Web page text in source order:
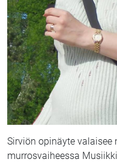
Sirviön opinäyte
murrosvaiheessa